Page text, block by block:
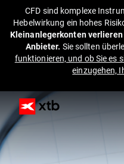
CFD sind komplexe
Hebelwirkung ein hohes
Kleinanlegerkonten
Anbieter. Sie sollten
funktionieren, und ob Sie es
einzugehen,